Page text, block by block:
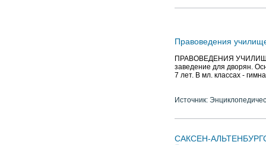
Правоведения
ПРАВОВЕДЕНИЯ УЧИЛИЩЕ
заведение для дворян.
7 лет. В мл. классах -
Источник:
САКСЕН-